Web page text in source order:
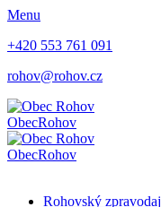
Menu
+420 553 761 091
rohov@rohov.cz
ObecRohov
ObecRohov
Rohovský zpravodaj